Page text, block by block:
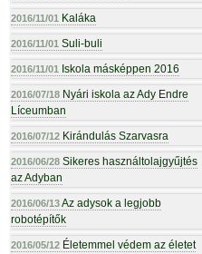
2016/11/01 Kaláka
2016/11/01 Suli-buli
2016/11/01 Iskola másképpen 2016
2016/07/18 Nyári iskola az Ady Endre
Líceumban
2016/07/12 Kirándulás Szarvasra
2016/06/28 Sikeres használtolajgyűjtés
az Adyban
2016/06/13Az adysok a legjobb
robotépítők
2016/05/12 Életemmel védem az életet